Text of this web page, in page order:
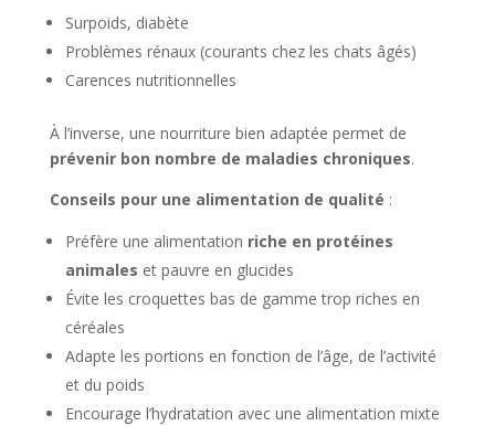
Surpoids, diabète
Problèmes rénaux (courants chez les chats âgés)
Carences nutritionnelles
À l’inverse, une nourriture bien adaptée permet de
prévenir bon nombre de maladies chroniques.
Conseils pour une alimentation de qualité :
Préfère une alimentation riche en protéines
animales et pauvre en glucides
Évite les croquettes bas de gamme trop riches en
céréales
Adapte les portions en fonction de l’âge, de l’activité
et du poids
Encourage l’hydratation avec une alimentation mixte